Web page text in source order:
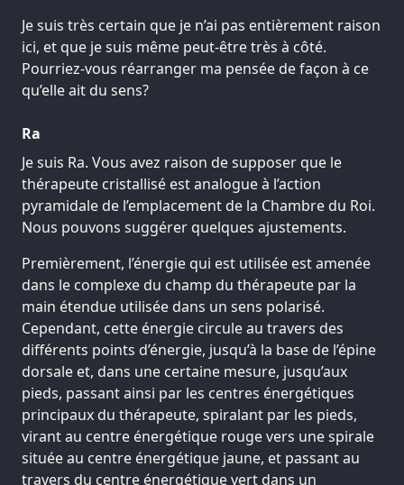
Je suis très certain que je n’ai pas entièrement raison
ici, et que je suis même peut-être très à côté.
Pourriez-vous réarranger ma pensée de façon à ce
qu’elle ait du sens?
Ra
Je suis Ra. Vous avez raison de supposer que le
thérapeute cristallisé est analogue à l’action
pyramidale de l’emplacement de la Chambre du Roi.
Nous pouvons suggérer quelques ajustements.
Premièrement, l’énergie qui est utilisée est amenée
dans le complexe du champ du thérapeute par la
main étendue utilisée dans un sens polarisé.
Cependant, cette énergie circule au travers des
différents points d’énergie, jusqu’à la base de l’épine
dorsale et, dans une certaine mesure, jusqu’aux
pieds, passant ainsi par les centres énergétiques
principaux du thérapeute, spiralant par les pieds,
virant au centre énergétique rouge vers une spirale
située au centre énergétique jaune, et passant au
travers du centre énergétique vert dans un